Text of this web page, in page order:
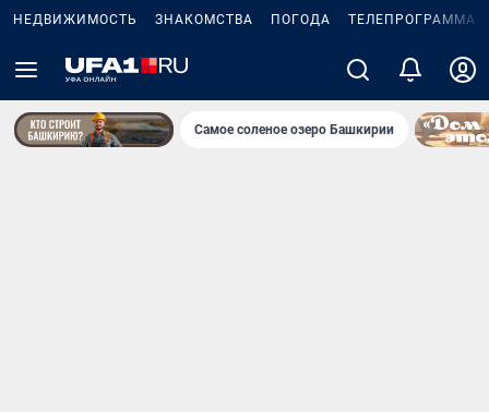
НЕДВИЖИМОСТЬ ЗНАКОМСТВА ПОГОДА ТЕЛЕПРОГРАММА
Самое соленое озеро Башкирии